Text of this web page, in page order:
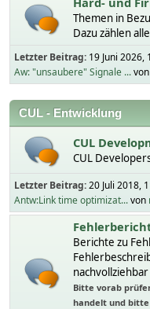
Themen in
Dazu zählen
Letzter Beitrag: 19 Juni 2026,
Aw: "unsaubere" Signale ...von
CUL - Entwicklung
CUL
CUL
Letzter Beitrag:20 Juli 2018,
Antw:Link time optimizat...von
Berichte zu
Bitte vorab
handelt und